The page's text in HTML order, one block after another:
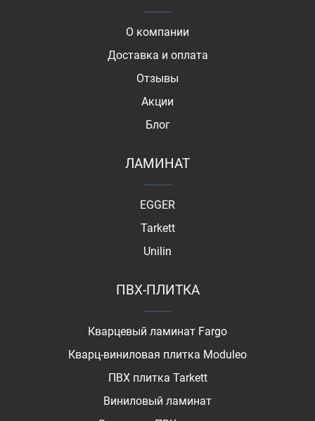
О компании
Доставка и оплата
Отзывы
Акции
Блог
ЛАМИНАТ
EGGER
Tarkett
Unilin
ПВХ-ПЛИТКА
Кварцевый ламинат Fargo
Кварц-виниловая плитка Moduleo
ПВХ плитка Tarkett
Виниловый ламинат